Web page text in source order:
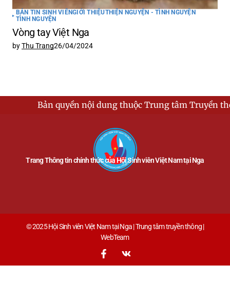
BẢN TIN SINH VIÊNGIỚI THIỆUTHIỆN NGUYỆN - TÌNH NGUYỆN
TÌNH NGUYỆN
Vòng tay Việt Nga
byThu Trang26/04/2024
quyền nội dung thuộc Trung tâm Truyền thông - Hội
Trang Thông tin chính thức của Hội Sinh viên Việt Nam tại Nga
© 2025 Hội Sinh viên Việt Nam tại Nga | Trung tâm truyền thông |
WebTeam